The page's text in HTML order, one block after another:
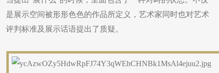
是展示空间被形形色色的作品所定义，艺术家同时也对艺术
评判标准及展示话语提出了质疑。